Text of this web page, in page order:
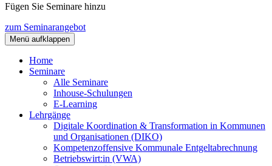
Fügen Sie Seminare hinzu
zum Seminarangebot
Menü aufklappen
Home
Seminare
Alle Seminare
Inhouse-Schulungen
E-Learning
Lehrgänge
Digitale Koordination & Transformation in Kommunen
und Organisationen (DIKO)
Kompetenzoffensive Kommunale Entgeltabrechnung
Betriebswirt:in (VWA)